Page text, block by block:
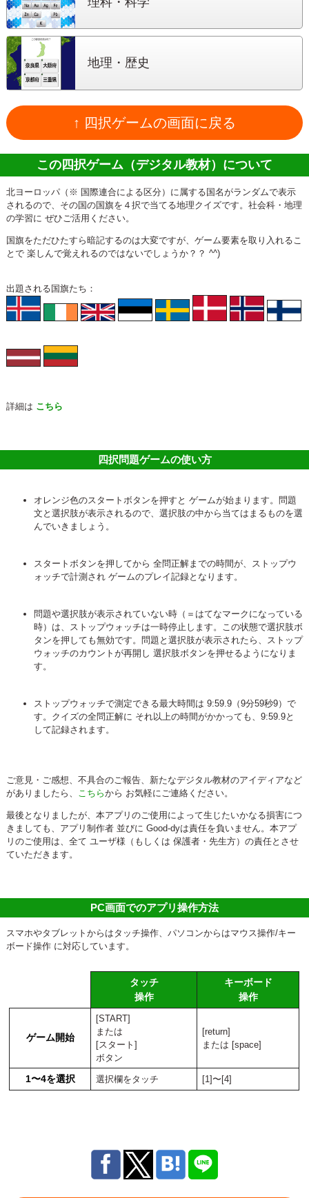
地理・歴史
↑ 四択ゲームの画面に戻る
この四択ゲーム（デジタル教材）について
北ヨーロッパ（※ 国際連合による区分）に属する国名がランダムで表示
されるので、その国の国旗を４択で当てる地理クイズです。社会科・地理
の学習に ぜひご活用ください。
国旗をただひたすら暗記するのは大変ですが、ゲーム要素を取り入れるこ
とで 楽しんで覚えれるのではないでしょうか？？ ^^)
出題される国旗たち：
詳細は こちら
四択問題ゲームの使い方
オレンジ色のスタートボタンを押すと ゲームが始まります。問題
文と選択肢が表示されるので、選択肢の中から当てはまるものを選
んでいきましょう。
スタートボタンを押してから 全問正解までの時間が、ストップウ
ォッチで計測され ゲームのプレイ記録となります。
問題や選択肢が表示されていない時（＝はてなマークになっている
時）は、ストップウォッチは一時停止します。この状態で選択肢ボ
タンを押しても無効です。問題と選択肢が表示されたら、ストップ
ウォッチのカウントが再開し 選択肢ボタンを押せるようになりま
す。
ストップウォッチで測定できる最大時間は 9:59.9（9分59秒9）で
す。クイズの全問正解に それ以上の時間がかかっても、9:59.9と
して記録されます。
ご意見・ご感想、不具合のご報告、新たなデジタル教材のアイディアなど
がありましたら、
こちらから お気軽にご連絡ください。
最後となりましたが、本アプリのご使用によって生じたいかなる損害につ
きましても、アプリ制作者 並びに Good-dyは責任を負いません。本アプ
リのご使用は、全て ユーザ様（もしくは 保護者・先生方）の責任とさせ
ていただきます。
PC画面でのアプリ操作方法
スマホやタブレットからはタッチ操作、パソコンからはマウス操作/キー
ボード操作 に対応しています。
タッチ
操作
キーボード
操作
ゲーム開始
[START]
または
[スタート]
ボタン
[return]
または [space]
1〜4を選択 選択欄をタッチ [1]〜[4]